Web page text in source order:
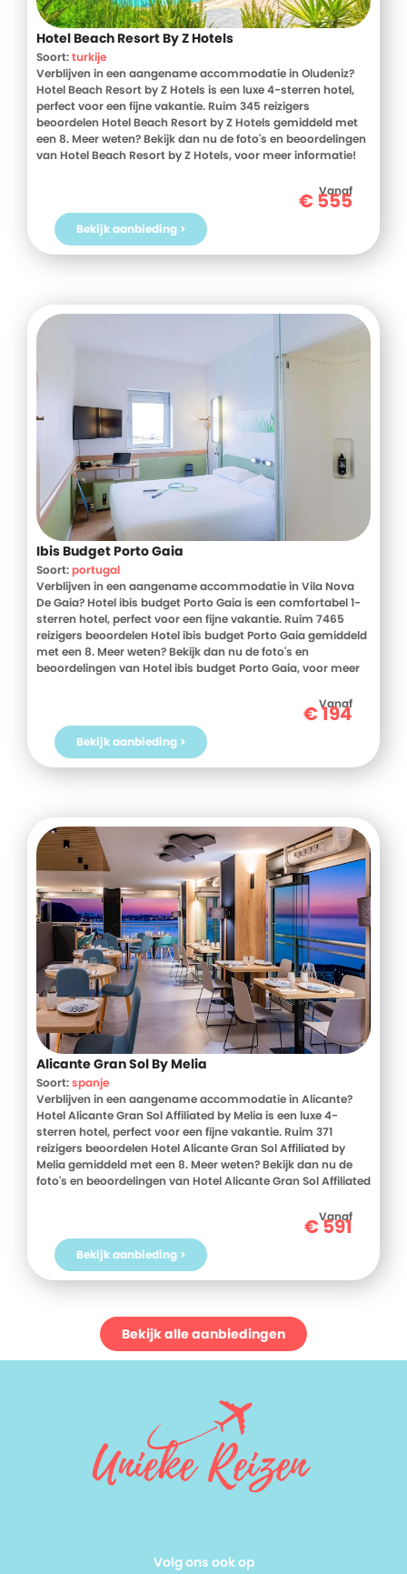
Hotel Beach Resort By Z Hotels
Soort:turkije
Verblijven in een aangename accommodatie in Oludeniz?
Hotel Beach Resort by Z Hotels is een luxe 4-sterren hotel,
perfect voor een fijne vakantie. Ruim 345 reizigers
beoordelen Hotel Beach Resort by Z Hotels gemiddeld met
een 8. Meer weten? Bekijk dan nu de foto's en beoordelingen
van Hotel Beach Resort by Z Hotels, voor meer informatie!
vakantie naar Hotel Beach Resort by Z Hotels vandaag nog!
Vanaf
€555
Bekijk aanbieding >
Ibis Budget Porto Gaia
Soort:portugal
Verblijven in een aangename accommodatie in Vila Nova
De Gaia? Hotel ibis budget Porto Gaia is een comfortabel 1-
sterren hotel, perfect voor een fijne vakantie. Ruim 7465
reizigers beoordelen Hotel ibis budget Porto Gaia gemiddeld
met een 8. Meer weten? Bekijk dan nu de foto's en
beoordelingen van Hotel ibis budget Porto Gaia, voor meer
Boek jouw vakantie naar Hotel ibis budget Porto GaiaVanaf
€194
Bekijk aanbieding >
Alicante Gran Sol By Melia
Soort:spanje
Verblijven in een aangename accommodatie in Alicante?
Hotel Alicante Gran Sol Affiliated by Melia is een luxe 4-
sterren hotel, perfect voor een fijne vakantie. Ruim 371
reizigers beoordelen Hotel Alicante Gran Sol Affiliated by
Melia gemiddeld met een 8. Meer weten? Bekijk dan nu de
foto's en beoordelingen van Hotel Alicante Gran Sol Affiliated
vakantie in Spanje? Boek jouw vakantie naar Hotel Alicante
Vanaf
€591
Bekijk aanbieding >
Bekijk alle aanbiedingen
Volg ons ook op